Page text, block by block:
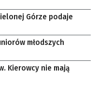
Górze podaje
młodszych
Kierowcy nie mają